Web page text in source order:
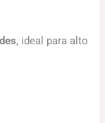
, ideal para alto